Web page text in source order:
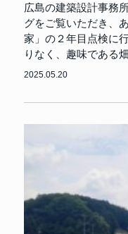
広島の建築設計事務
グをご覧いただき、
家」の２年目点検に
りなく、趣味である
2025.05.20